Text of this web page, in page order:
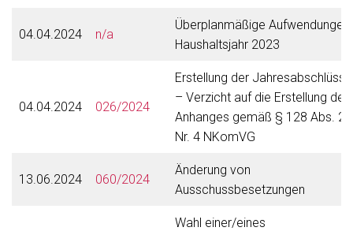
04.04.2024 n/a
Überplanmäßige Aufwendungen
Haushaltsjahr 2023
04.04.2024 026/2024
Erstellung der Jahresabschlüsse
– Verzicht auf die Erstellung des
Anhanges gemäß § 128 Abs. 2
Nr. 4 NKomVG
13.06.2024 060/2024
Änderung von
Ausschussbesetzungen
Wahl einer/eines